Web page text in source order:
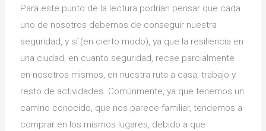
Para este punto de la lectura podrían pensar que cada
uno de nosotros debemos de conseguir nuestra
seguridad, y sí (en cierto modo), ya que la resiliencia en
una ciudad, en cuanto seguridad, recae parcialmente
en nosotros mismos, en nuestra ruta a casa, trabajo y
resto de actividades. Comúnmente, ya que tenemos un
camino conocido, que nos parece familiar, tendemos a
comprar en los mismos lugares, debido a que